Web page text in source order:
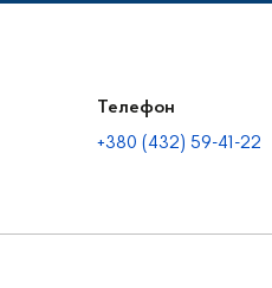
Телефон
+380 (432) 59-41-22